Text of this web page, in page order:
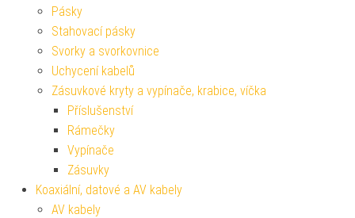
Pásky
Stahovací pásky
Svorky a svorkovnice
Uchycení kabelů
Zásuvkové kryty a vypínače, krabice, víčka
Příslušenství
Rámečky
Vypínače
Zásuvky
Koaxiální, datové a AV kabely
AV kabely